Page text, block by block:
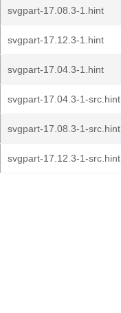
svgpart-17.08.3-1.hint
svgpart-17.12.3-1.hint
svgpart-17.04.3-1.hint
svgpart-17.04.3-1-src.hint
svgpart-17.08.3-1-src.hint
svgpart-17.12.3-1-src.hint